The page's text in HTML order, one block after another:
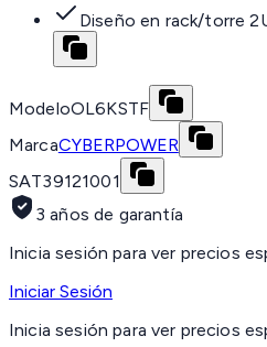
Diseño en rack/torre
ModeloOL6KSTF
MarcaCYBERPOWER
SAT39121001
3 años de garantía
Inicia sesión para ver precios
Iniciar Sesión
Inicia sesión para ver precios